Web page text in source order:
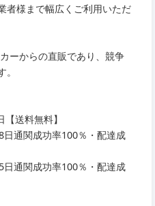
者様まで幅広くご利用いただ
ーからの直販であり、競争
送料無料】
通関成功率100％・配達成
通関成功率100％・配達成